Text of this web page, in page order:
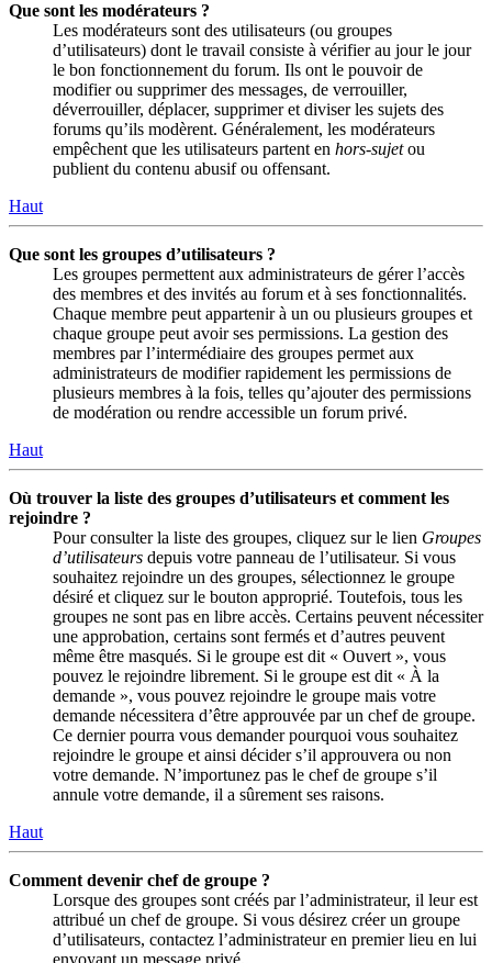
Que sont les modérateurs ?
Les modérateurs sont des utilisateurs (ou groupes
d’utilisateurs) dont le travail consiste à vérifier au jour le jour
le bon fonctionnement du forum. Ils ont le pouvoir de
modifier ou supprimer des messages, de verrouiller,
déverrouiller, déplacer, supprimer et diviser les sujets des
forums qu’ils modèrent. Généralement, les modérateurs
empêchent que les utilisateurs partent en hors-sujetou
publient du contenu abusif ou offensant.
Haut
Que sont les groupes d’utilisateurs ?
Les groupes permettent aux administrateurs de gérer l’accès
des membres et des invités au forum et à ses fonctionnalités.
Chaque membre peut appartenir à un ou plusieurs groupes et
chaque groupe peut avoir ses permissions. La gestion des
membres par l’intermédiaire des groupes permet aux
administrateurs de modifier rapidement les permissions de
plusieurs membres à la fois, telles qu’ajouter des permissions
de modération ou rendre accessible un forum privé.
Haut
Où trouver la liste des groupes d’utilisateurs et comment les
rejoindre ?
Pour consulter la liste des groupes, cliquez sur le lien Groupes
d’utilisateurs depuis votre panneau de l’utilisateur. Si vous
souhaitez rejoindre un des groupes, sélectionnez le groupe
désiré et cliquez sur le bouton approprié. Toutefois, tous les
groupes ne sont pas en libre accès. Certains peuvent nécessiter
une approbation, certains sont fermés et d’autres peuvent
même être masqués. Si le groupe est dit « Ouvert », vous
pouvez le rejoindre librement. Si le groupe est dit « À la
demande », vous pouvez rejoindre le groupe mais votre
demande nécessitera d’être approuvée par un chef de groupe.
Ce dernier pourra vous demander pourquoi vous souhaitez
rejoindre le groupe et ainsi décider s’il approuvera ou non
votre demande. N’importunez pas le chef de groupe s’il
annule votre demande, il a sûrement ses raisons.
Haut
Comment devenir chef de groupe ?
Lorsque des groupes sont créés par l’administrateur, il leur est
attribué un chef de groupe. Si vous désirez créer un groupe
d’utilisateurs, contactez l’administrateur en premier lieu en lui